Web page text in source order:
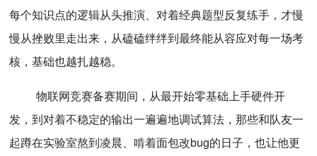
每个知识点的逻辑从头推演、对着经典题型反复练手，才慢
慢从挫败里走出来，从磕磕绊绊到最终能从容应对每一场考
核，基础也越扎越稳。
物联网竞赛备赛期间，从最开始零基础上手硬件开
发，到对着不稳定的输出一遍遍地调试算法，那些和队友一
起蹲在实验室熬到凌晨、啃着面包改bug的日子，也让他更